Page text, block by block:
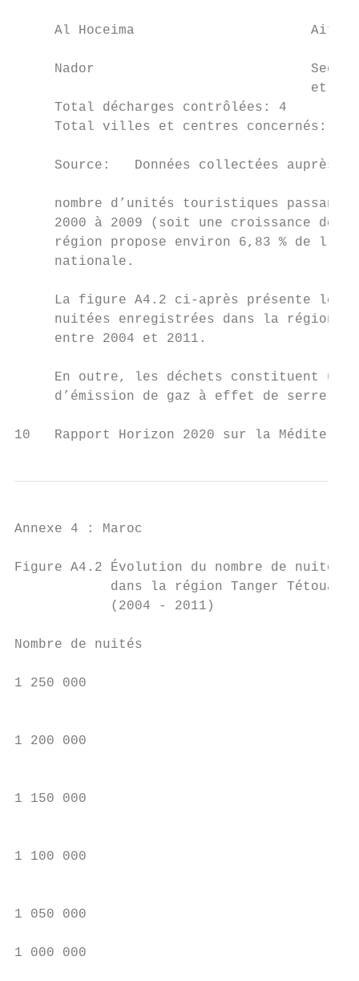
Al Hoceima                      Ait
Nador
et
Total décharges contrôlées: 4
Total villes et centres concernés:
Source:   Données collectées auprès
nombre d’unités touristiques passant
2000 à 2009 (soit une croissance de
région propose environ 6,83 % de
nationale.
La figure A4.2 ci-après présente le
nuitées enregistrées dans la région
     entre 2004 et 2011.
En outre, les déchets constituent
d’émission de gaz à effet de serre
10   Rapport Horizon 2020 sur la
Annexe 4 : Maroc
Figure A4.2 Évolution du nombre de
dans la région Tanger Tétouan
(2004 - 2011)
Nombre de nuités
1 250 000
1 200 000
1 150 000
1 100 000
1 050 000
1 000 000